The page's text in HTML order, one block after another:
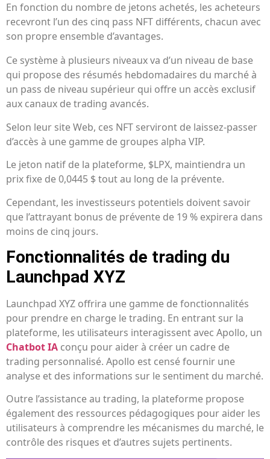
En fonction du nombre de jetons achetés, les acheteurs
recevront l’un des cinq pass NFT différents, chacun avec
son propre ensemble d’avantages.
Ce système à plusieurs niveaux va d’un niveau de base
qui propose des résumés hebdomadaires du marché à
un pass de niveau supérieur qui offre un accès exclusif
aux canaux de trading avancés.
Selon leur site Web, ces NFT serviront de laissez-passer
d’accès à une gamme de groupes alpha VIP.
Le jeton natif de la plateforme, $LPX, maintiendra un
prix fixe de 0,0445 $ tout au long de la prévente.
Cependant, les investisseurs potentiels doivent savoir
que l’attrayant bonus de prévente de 19 % expirera dans
moins de cinq jours.
Fonctionnalités de trading du
Launchpad XYZ
Launchpad XYZ offrira une gamme de fonctionnalités
pour prendre en charge le trading. En entrant sur la
plateforme, les utilisateurs interagissent avec Apollo, un
Chatbot IA conçu pour aider à créer un cadre de
trading personnalisé. Apollo est censé fournir une
analyse et des informations sur le sentiment du marché.
Outre l’assistance au trading, la plateforme propose
également des ressources pédagogiques pour aider les
utilisateurs à comprendre les mécanismes du marché, le
contrôle des risques et d’autres sujets pertinents.